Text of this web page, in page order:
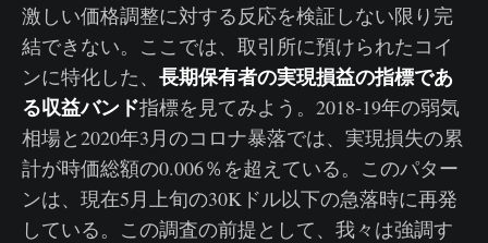
激しい価格調整に対する反応を検証しない限り完
結できない。ここでは、取引所に預けられたコイ
ンに特化した、 長期保有者の実現損益の指標であ
る収益バンド指標を見てみよう。2018-19年の弱気
相場と2020年3月のコロナ暴落では、実現損失の累
計が時価総額の0.006％を超えている。このパター
ンは、現在5月上旬の30Kドル以下の急落時に再発
している。この調査の前提として、我々は強調す